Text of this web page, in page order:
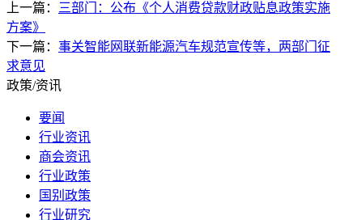
上一篇：
三部门：公布《个人消费贷款财政贴息政策实施
方案》
下一篇： 事关智能网联新能源汽车规范宣传等，两部门征
求意见
政策/资讯
要闻
行业资讯
商会资讯
行业政策
国别政策
行业研究